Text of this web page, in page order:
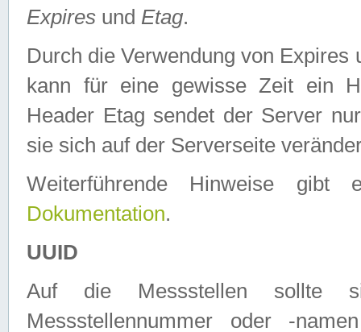
Expires und Etag.
Durch die Verwendung von
kann für eine gewisse Zeit ein
Header Etag sendet der Server
sie sich auf der Serverseite
Weiterführende Hinweise
Dokumentation.
UUID
Auf die Messstellen sollte
Messstellennummer oder -